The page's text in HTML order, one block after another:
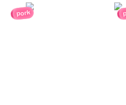
pork